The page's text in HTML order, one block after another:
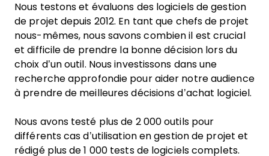
Nous testons et évaluons des logiciels de gestion
de projet depuis 2012. En tant que chefs de projet
nous-mêmes, nous savons combien il est crucial
et difficile de prendre la bonne décision lors du
choix d’un outil. Nous investissons dans une
recherche approfondie pour aider notre audience
à prendre de meilleures décisions d’achat logiciel.
Nous avons testé plus de 2 000 outils pour
différents cas d’utilisation en gestion de projet et
rédigé plus de 1 000 tests de logiciels complets.